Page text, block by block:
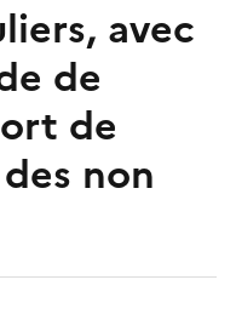
avec
de
de
non